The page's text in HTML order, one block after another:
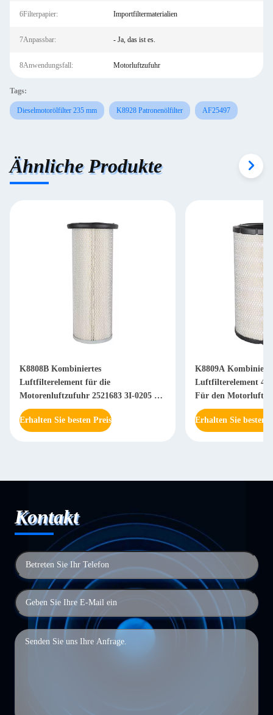
6Filterpapier: Importfiltermaterialien
7Anpassbar: - Ja, das ist es.
8Anwendungsfall: Motorluftzufuhr
Tags:
Dieselmotorölfilter 235 mm K8928 Patronenölfilter AF25497
Ähnliche Produkte
K8808B Kombiniertes
Luftfilterelement für die
Motorenluftzufuhr 2521683 3I-0205 5I-
5208
Erhalten Sie besten Preis
K8809A
Luftfilterelement
Für den
Erhalten Sie besten
Kontakt